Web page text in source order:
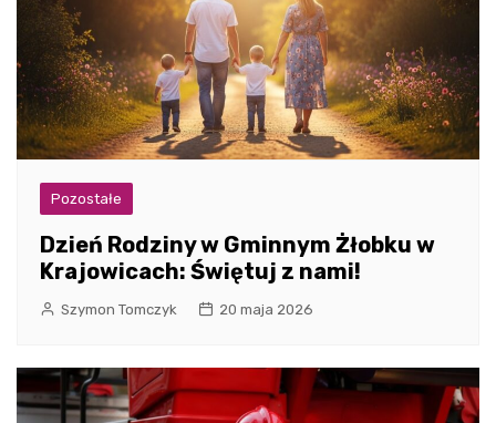
Pozostałe
Dzień Rodziny w Gminnym Żłobku w
Krajowicach: Świętuj z nami!
Szymon Tomczyk 20 maja 2026